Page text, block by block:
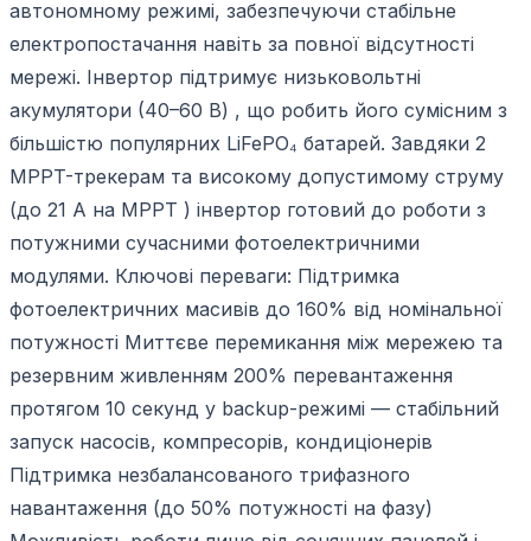
автономному режимі, забезпечуючи стабільне
електропостачання навіть за повної відсутності
мережі. Інвертор підтримує низьковольтні
акумулятори (40–60 В) , що робить його сумісним з
більшістю популярних LiFePO₄ батарей. Завдяки 2
MPPT-трекерам та високому допустимому струму
(до 21 А на MPPT ) інвертор готовий до роботи з
потужними сучасними фотоелектричними
модулями. Ключові переваги: Підтримка
фотоелектричних масивів до 160% від номінальної
потужності Миттєве перемикання між мережею та
резервним живленням 200% перевантаження
протягом 10 секунд у backup-режимі — стабільний
запуск насосів, компресорів, кондиціонерів
Підтримка незбалансованого трифазного
навантаження (до 50% потужності на фазу)